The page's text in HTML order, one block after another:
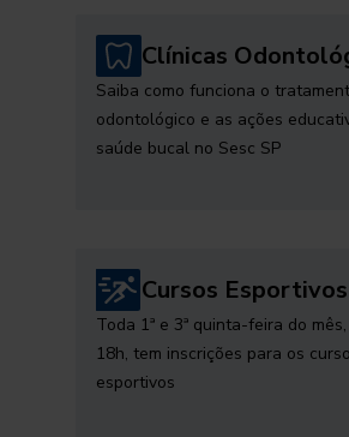
Clínicas
Saiba como funciona o
odontológico e as ações
saúde bucal no Sesc SP
Cursos Esportivos
Toda 1ª e 3ª quinta-feira do
18h, tem inscrições para os
esportivos